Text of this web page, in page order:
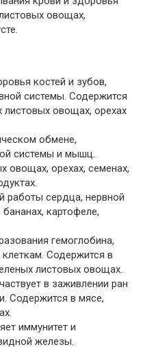
овощах,
костей и зубов,
системы. Содержится
листовых овощах, орехах
обмене,
системы и мышц.
овощах, орехах, семенах,
работы сердца, нервной
картофеле,
гемоглобина,
Содержится в
листовых овощах.
в заживлении ран
Содержится в мясе,
иммунитет и
железы.